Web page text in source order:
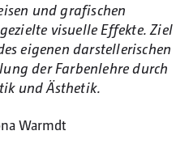
und grafischen
visuelle Effekte. Ziel
eigenen darstellerischen
der Farbenlehre durch
und Ästhetik.
Warmdt